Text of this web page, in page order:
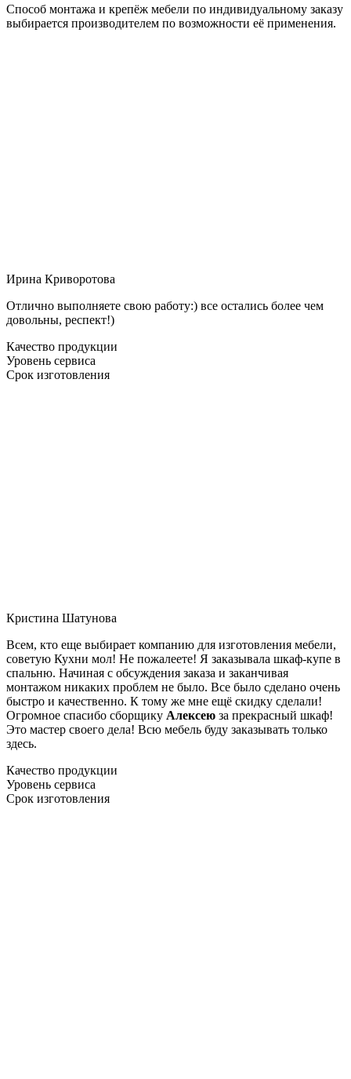
Способ монтажа и крепёж мебели по индивидуальному заказу
выбирается производителем по возможности её применения.
Ирина Криворотова
Отлично выполняете свою работу:) все остались более чем
довольны, респект!)
Качество продукции
Уровень сервиса
Срок изготовления
Кристина Шатунова
Всем, кто еще выбирает компанию для изготовления мебели,
советую Кухни мол! Не пожалеете! Я заказывала шкаф-купе в
спальню. Начиная с обсуждения заказа и заканчивая
монтажом никаких проблем не было. Все было сделано очень
быстро и качественно. К тому же мне ещё скидку сделали!
Огромное спасибо сборщику Алексею за прекрасный шкаф!
Это мастер своего дела! Всю мебель буду заказывать только
здесь.
Качество продукции
Уровень сервиса
Срок изготовления